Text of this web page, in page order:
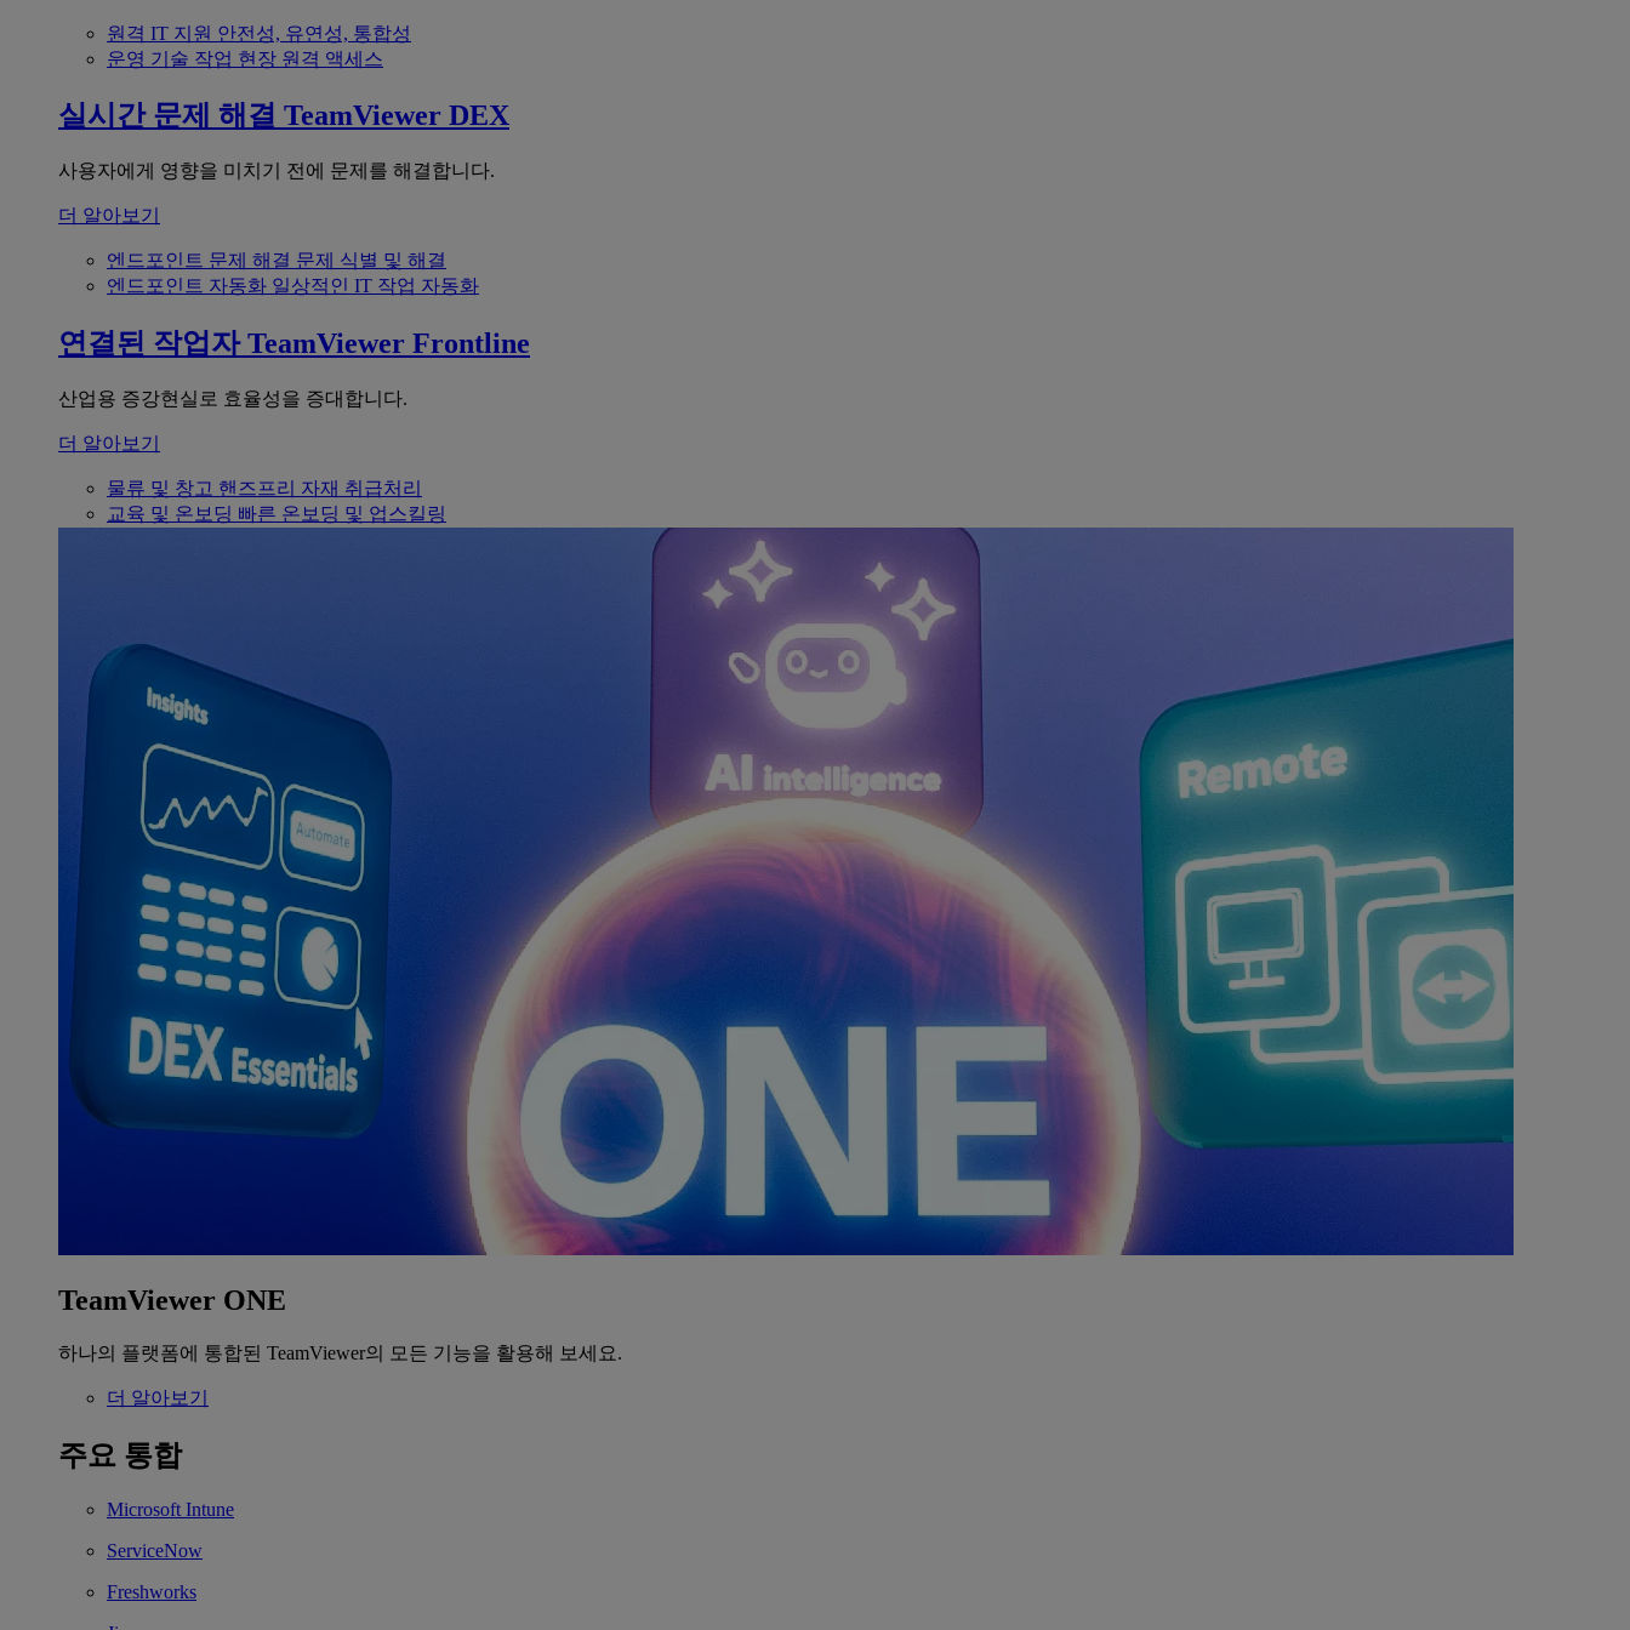
원격 IT 지원 안전성, 유연성, 통합성
운영 기술 작업 현장 원격 액세스
실시간 문제 해결 TeamViewer DEX
사용자에게 영향을 미치기 전에 문제를 해결합니다.
더 알아보기
엔드포인트 문제 해결 문제 식별 및 해결
엔드포인트 자동화 일상적인 IT 작업 자동화
연결된 작업자 TeamViewer Frontline
산업용 증강현실로 효율성을 증대합니다.
더 알아보기
물류 및 창고 핸즈프리 자재 취급처리
교육 및 온보딩 빠른 온보딩 및 업스킬링
TeamViewer ONE
하나의 플랫폼에 통합된 TeamViewer의 모든 기능을 활용해 보세요.
더 알아보기
주요 통합
Microsoft Intune
ServiceNow
Freshworks